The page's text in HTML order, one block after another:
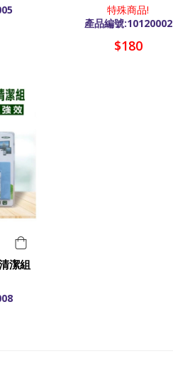
特殊商品!
產品編號:10120002
$180
潔組